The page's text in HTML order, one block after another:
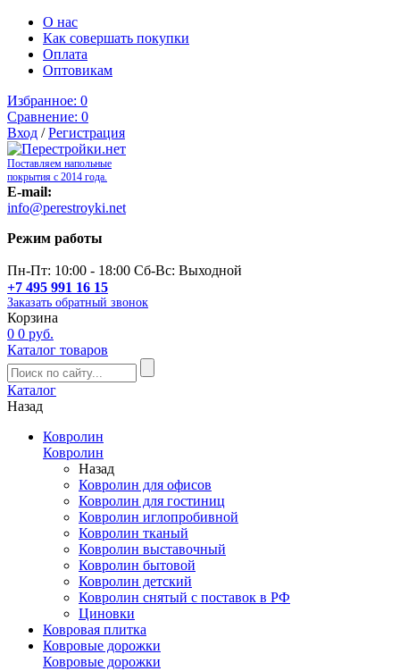
О нас
Как совершать покупки
Оплата
Оптовикам
Избранное: 0
Сравнение: 0
Вход /Регистрация
Поставляем напольные
покрытия с 2014 года.
E-mail:
info@perestroyki.net
Режим работы
Пн-Пт: 10:00 - 18:00 Сб-Вс: Выходной
+7 495 991 16 15
Заказать обратный звонок
Корзина
0 0 руб.
Каталог товаров
Каталог
Назад
Ковролин
Ковролин
Назад
Ковролин для офисов
Ковролин для гостиниц
Ковролин иглопробивной
Ковролин тканый
Ковролин выставочный
Ковролин бытовой
Ковролин детский
Ковролин снятый с поставок в РФ
Циновки
Ковровая плитка
Ковровые дорожки
Ковровые дорожки